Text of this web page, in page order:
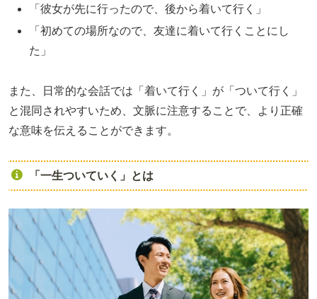
「彼女が先に行ったので、後から着いて行く」
「初めての場所なので、友達に着いて行くことにし
た」
また、日常的な会話では「着いて行く」が「ついて行く」
と混同されやすいため、文脈に注意することで、より正確
な意味を伝えることができます。
「一生ついていく」とは